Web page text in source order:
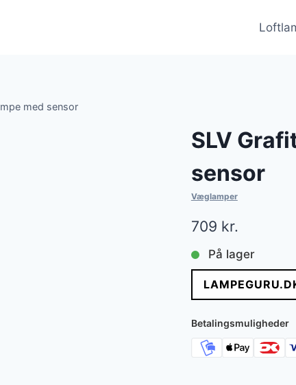
med sensor
SLV
sensor
Væglamper
709 kr.
På lager
Betalingsmuligheder